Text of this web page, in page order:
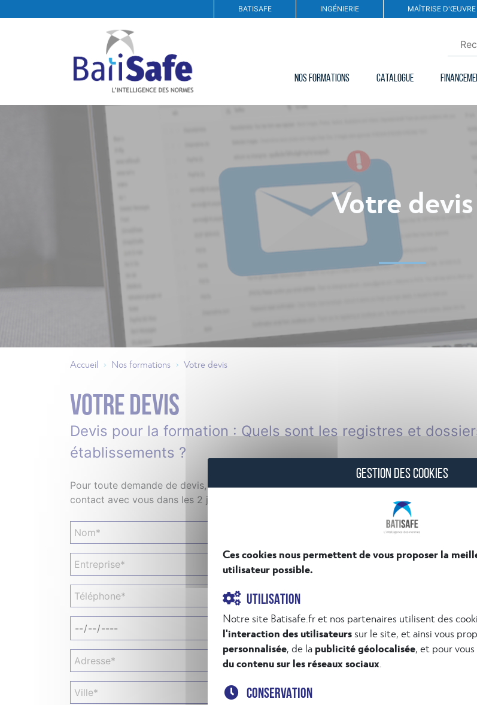
BATISAFE INGÉNIERIE MAÎTRISE D'ŒUVRE
NOS FORMATIONS CATALOGUE
Votre devis
Accueil > Nos formations > Votre devis
Votre devis
Devis pour la formation : Quels sont les registres et
établissements ?
Pour toute demande de devis, merci de remplir le formulaire ci-dessous. Afin d'affiner
contact avec vous dans les 2 jours ouvrés. Si vous avez une demande plus spécifique,
GESTION DES COOKIES
Ces cookies nous permettent de vous proposer la
utilisateur possible.
UTILISATION
Notre site Batisafe.fr et nos partenaires utilisent des
l'interaction des utilisateurs sur le site, et ainsi vous
personnalisée , de la publicité géolocalisée , et pour
du contenu sur les réseaux sociaux
CONSERVATION